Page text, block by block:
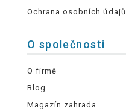
Ochrana osobních údajů
O společnosti
O firmě
Blog
Magazín zahrada